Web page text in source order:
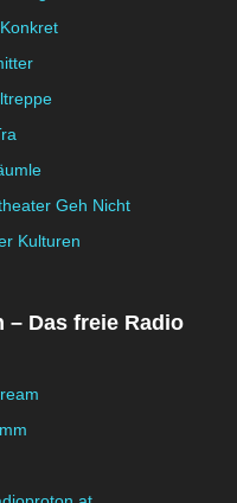
Geh Nicht
Kulturen
– Das freie Radio